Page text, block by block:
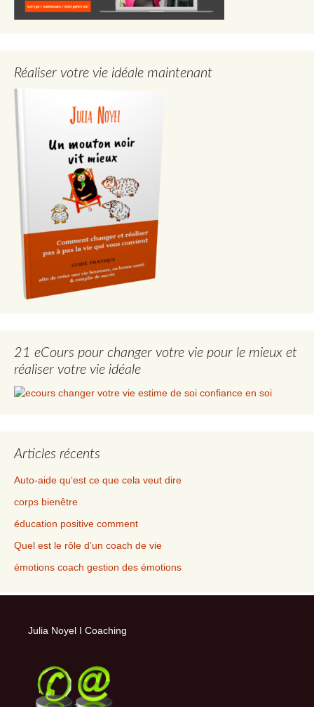
Réaliser votre vie idéale maintenant
21 eCours pour changer votre vie pour le mieux et
réaliser votre vie idéale
Articles récents
Auto-aide qu‘est ce que cela veut dire
corps bienêtre
éducation positive comment
Quel est le rôle d’un coach de vie
émotions coach gestion des émotions
Julia Noyel I Coaching